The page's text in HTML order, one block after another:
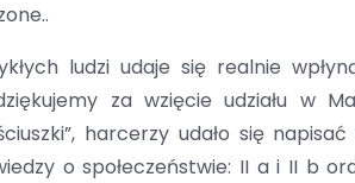
ludzi udaje się realnie
za wzięcie udziału w
harcerzy udało się
o społeczeństwie: II a i II b